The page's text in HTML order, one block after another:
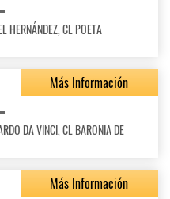
CL POETA
Más Información
DA VINCI, CL BARONIA DE
Más Información